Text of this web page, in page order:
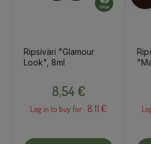
Ripsiväri "Glamour
Look", 8ml
8,54 €
Log in to buy for : 8.11 €